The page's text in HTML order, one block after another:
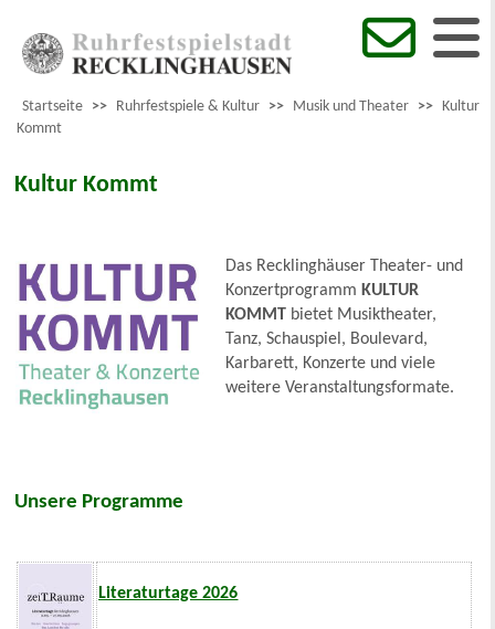
Startseite >> Ruhrfestspiele & Kultur >> Musik und Theater >> Kultur
Kommt
Kultur Kommt
Das Recklinghäuser Theater- und
Konzertprogramm KULTUR
KOMMT bietet Musiktheater,
Tanz, Schauspiel, Boulevard,
Karbarett, Konzerte und viele
weitere Veranstaltungsformate.
Unsere Programme
Literaturtage 2026